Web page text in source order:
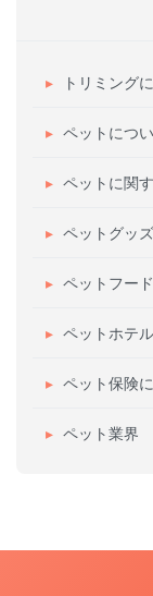
トリミング
ペットにつ
ペットに関
ペットグッズ
ペットフー
ペットホテ
ペット保険
ペット業界